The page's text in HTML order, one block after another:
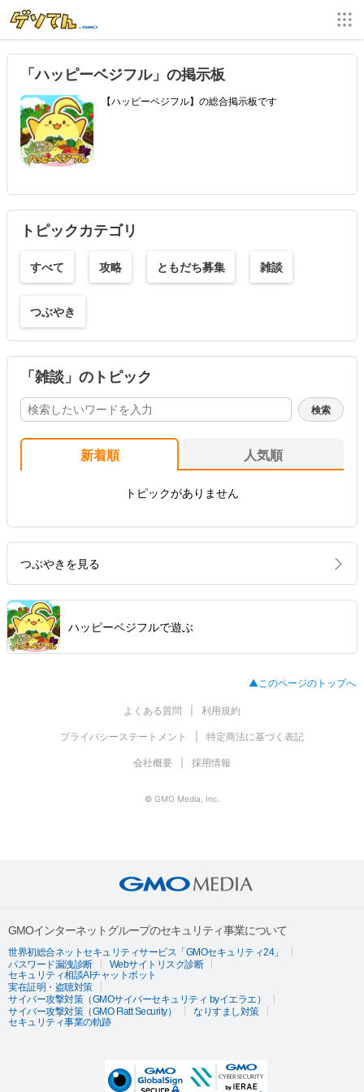
「ハッピーベジフル」の掲示板
【ハッピーベジフル】の総合掲示板です
トピックカテゴリ
すべて 攻略 ともだち募集 雑談
つぶやき
「雑談」のトピック
新着順 人気順
トピックがありません
つぶやきを見る
ハッピーベジフルで遊ぶ
▲このページのトップへ
よくある質問 利用規約
プライバシーステートメント 特定商法に基づく表記
会社概要 採用情報
© GMO Media, Inc.
GMOインターネットグループのセキュリティ事業について
世界初総合ネットセキュリティサービス「GMOセキュリティ24」
パスワード漏洩診断
Webサイトリスク診断
セキュリティ相談AIチャットボット
実在証明・盗聴対策
サイバー攻撃対策（GMOサイバーセキュリティ byイエラエ）
サイバー攻撃対策（GMO Flatt Security）
なりすまし対策
セキュリティ事業の軌跡